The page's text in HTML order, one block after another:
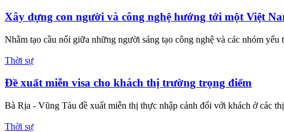
Xây dựng con người và công nghệ hướng tới một Việt
Nhằm tạo cầu nối giữa những người sáng tạo công nghệ và các nhóm
Thời sự
Đề xuất miễn visa cho khách thị trường trọng điểm
Bà Rịa - Vũng Tàu đề xuất miễn thị thực nhập cảnh đối với khách ở các
Thời sự